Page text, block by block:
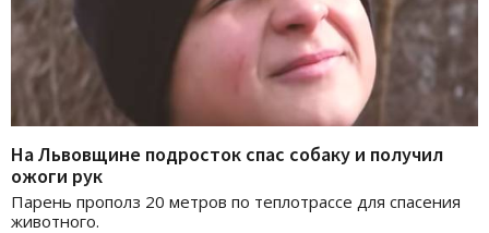
На Львовщине подросток спас собаку и получил
ожоги рук
Парень прополз 20 метров по теплотрассе для спасения
животного.